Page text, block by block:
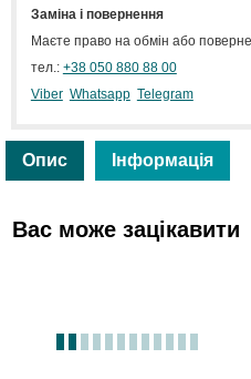
Заміна і повернення
Маєте право на обмін або
тел.: +38 050 880 88 00
Viber Whatsapp Telegram
Опис Інформація
Вас може зацікавити